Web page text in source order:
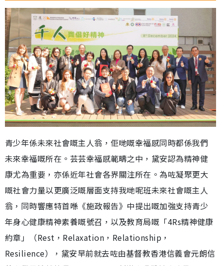
青少年係未來社會嘅主人翁，佢哋嘅幸福感同時都係我們
未來幸福嘅所在。芸芸幸福感範疇之中，黛安認為精神健
康尤為重要，亦係近年社會各界關注所在。為咗凝聚更大
嘅社會力量以更廣泛嘅層面支持我哋呢班未來社會嘅主人
翁，同時響應特首喺《施政報告》中提出嘅加強支持青少
年身心健康精神素養嘅號召，以及教育局嘅「4Rs精神健康
約章」（Rest，Relaxation，Relationship，
Resilience），黛安早前就去咗由基督教香港信義會元朗信